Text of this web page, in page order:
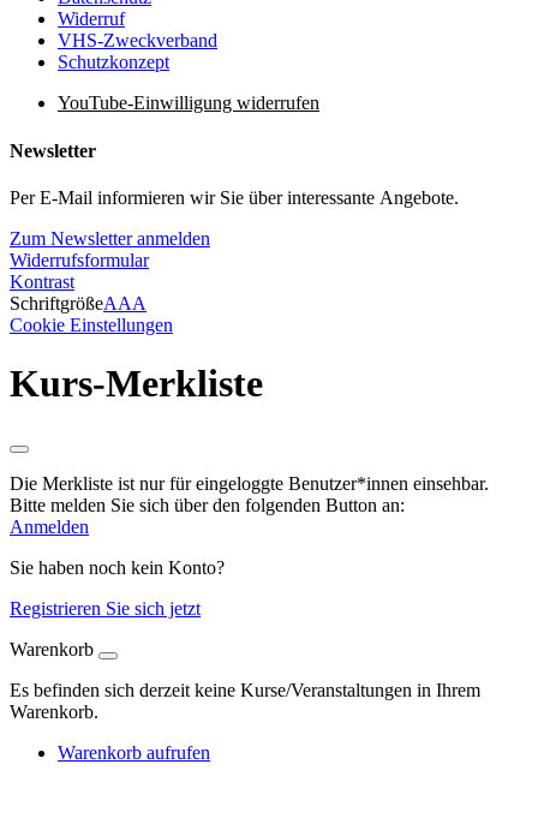
Widerruf
VHS-Zweckverband
Schutzkonzept
YouTube-Einwilligung widerrufen
Newsletter
Per E-Mail informieren wir Sie über interessante Angebote.
Zum Newsletter anmelden
Widerrufsformular
Kontrast
SchriftgrößeAAA
Cookie Einstellungen
Kurs-Merkliste
Die Merkliste ist nur für eingeloggte Benutzer*innen einsehbar.
Bitte melden Sie sich über den folgenden Button an:
Anmelden
Sie haben noch kein Konto?
Registrieren Sie sich jetzt
Warenkorb
Es befinden sich derzeit keine Kurse/Veranstaltungen in Ihrem
Warenkorb.
Warenkorb aufrufen